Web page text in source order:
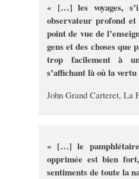
« […] les voyages,
observateur profond
point de vue de
gens et des choses que
trop facilement à
s’affichant là où la vertu
John Grand Carteret, La
« […] le
opprimée est bien
sentiments de toute la